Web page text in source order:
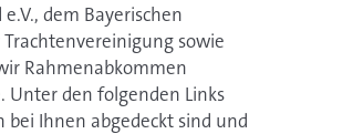
dem Bayerischen
sowie
Rahmenabkommen
Unter den folgenden Links
Ihnen abgedeckt sind und